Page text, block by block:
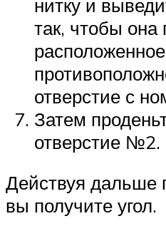
нитку и
так, чтобы она
отверстие с
Затем
отверстие №2.
Действуя дальше
вы получите угол.